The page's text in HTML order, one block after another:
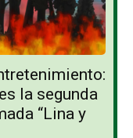
la segunda
“Lina y